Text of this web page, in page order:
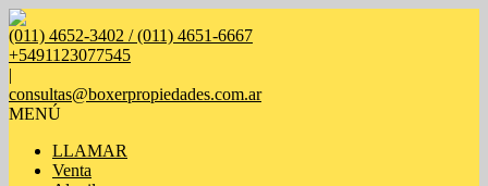
(011) 4652-3402 / (011) 4651-6667
+5491123077545
|
consultas@boxerpropiedades.com.ar
MENÚ
LLAMAR
Venta